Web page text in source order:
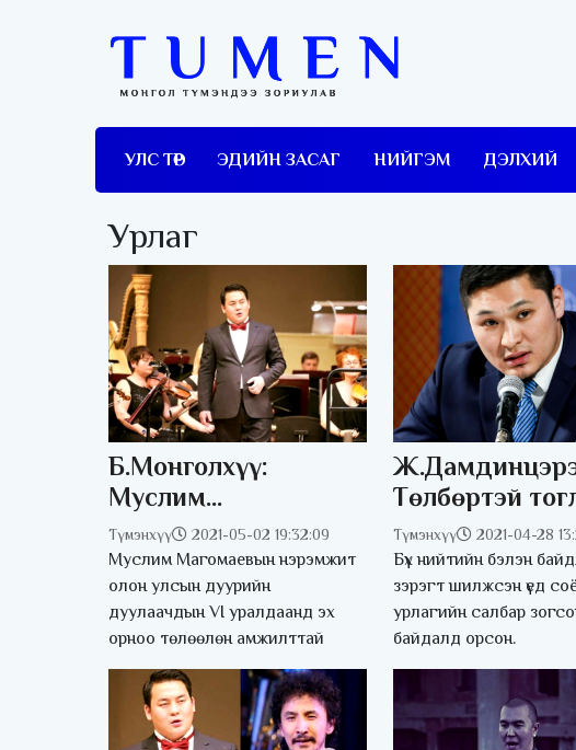
УЛС ТӨР ЭДИЙН ЗАСАГ НИЙГЭМ ДЭЛХИЙ
Урлаг
Б.Монголхүү:
Муслим
Магомаевын
нэрэмжит
дуулаачийн
уралдаан
оролцогчоос их
нарийн мэдрэмж
шаарддаг
Түмэнхүү 2021-05-02 19:32:09
Муслим Магомаевын нэрэмжит
олон улсын дуурийн
дуулаачдын VI уралдаанд эх
орноо төлөөлөн амжилттай
Төлбөртэй
зохион
гэж байгаа бол
дуучид ам
дуулах журам
гаргана
Түмэнхүү 2021-04-28
Бүх нийтийн бэлэн
зэрэгт шилжсэн үед
урлагийн салбар
байдалд орсон.